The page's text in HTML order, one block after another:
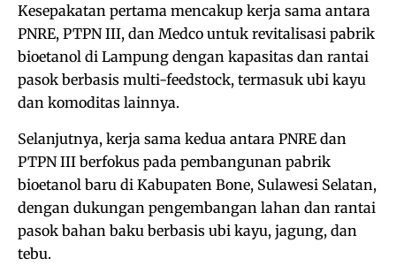
Kesepakatan pertama mencakup kerja sama antara
PNRE, PTPN III, dan Medco untuk revitalisasi pabrik
bioetanol di Lampung dengan kapasitas dan rantai
pasok berbasis multi-feedstock, termasuk ubi kayu
dan komoditas lainnya.
Selanjutnya, kerja sama kedua antara PNRE dan
PTPN III berfokus pada pembangunan pabrik
bioetanol baru di Kabupaten Bone, Sulawesi Selatan,
dengan dukungan pengembangan lahan dan rantai
pasok bahan baku berbasis ubi kayu, jagung, dan
tebu.